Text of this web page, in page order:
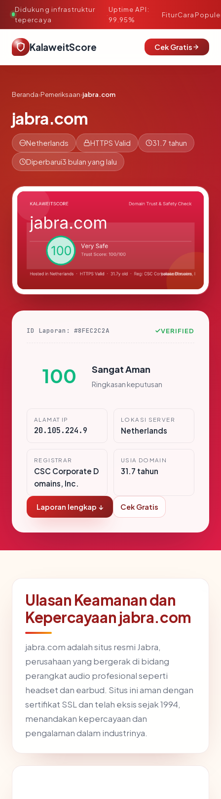
Didukung infrastruktur
tepercaya
·
Uptime API:
99.95%
FiturCara
KalaweitScore Cek Gratis
Beranda›Pemeriksaan›jabra.com
jabra.com
Netherlands HTTPS Valid 31.7 tahun
Diperbarui3 bulan yang lalu
ID Laporan: #8FEC2C2A VERIFIED
100 Sangat Aman
Ringkasan keputusan
ALAMAT IP
20.105.224.9
LOKASI SERVER
Netherlands
REGISTRAR
CSC Corporate D
omains, Inc.
USIA DOMAIN
31.7 tahun
Laporan lengkap ↓ Cek Gratis
Ulasan Keamanan dan
Kepercayaan jabra.com
jabra.com adalah situs resmi Jabra,
perusahaan yang bergerak di bidang
perangkat audio profesional seperti
headset dan earbud. Situs ini aman dengan
sertifikat SSL dan telah eksis sejak 1994,
menandakan kepercayaan dan
pengalaman dalam industrinya.